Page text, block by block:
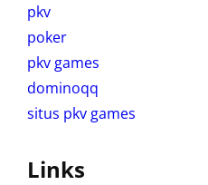
pkv
poker
pkv games
dominoqq
situs pkv games
Links